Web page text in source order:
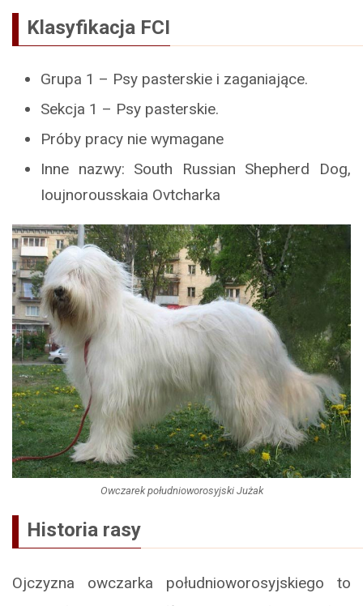
Klasyfikacja FCI
Grupa 1 – Psy pasterskie i zaganiające.
Sekcja 1 – Psy pasterskie.
Próby pracy nie wymagane
Inne nazwy: South Russian Shepherd Dog,
Ioujnorousskaia Ovtcharka
Owczarek południoworosyjski Jużak
Historia rasy
Ojczyzna owczarka południoworosyjskiego to